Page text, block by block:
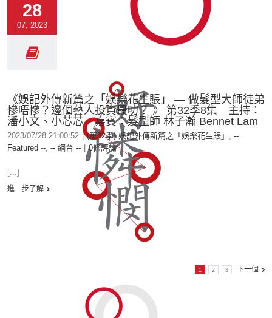
28
07, 2023
《娛記外傳新篇之「娛樂花生賬」 — 做髮型大師徒弟
慘唔慘？邊個藝人投資最叻？ 》 第32季8集 主持：
潘小文、小芯芯 嘉賓：髮型師 林子瀚 Bennet Lam
2023/07/28 21:00:52 | (第32季) 娛記外傳新篇之「娛樂花生賬」 , --
Featured --, -- 網台 -- 0條評論
[...]
進一步了解
1 2 3 下一個